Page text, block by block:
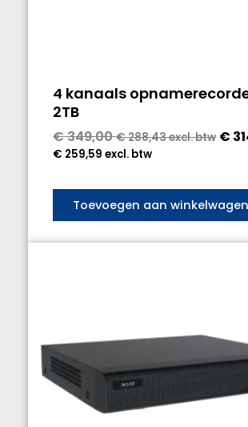
4 kanaals
2TB
€349,00 €288,43excl. btw €
€ 259,59 excl. btw
Toevoegen aan winkelwagen